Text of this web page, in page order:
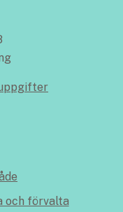
och förvalta